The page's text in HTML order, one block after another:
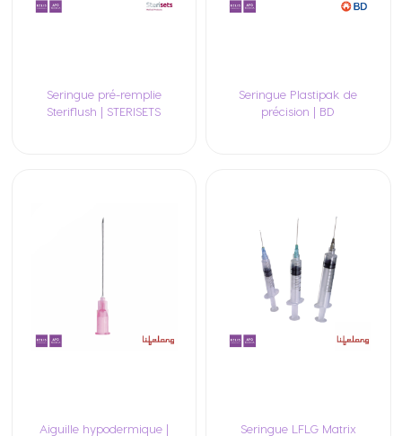
Seringue pré-remplie
Steriflush | STERISETS
Seringue Plastipak de
précision | BD
Aiguille hypodermique |
Seringue LFLG Matrix